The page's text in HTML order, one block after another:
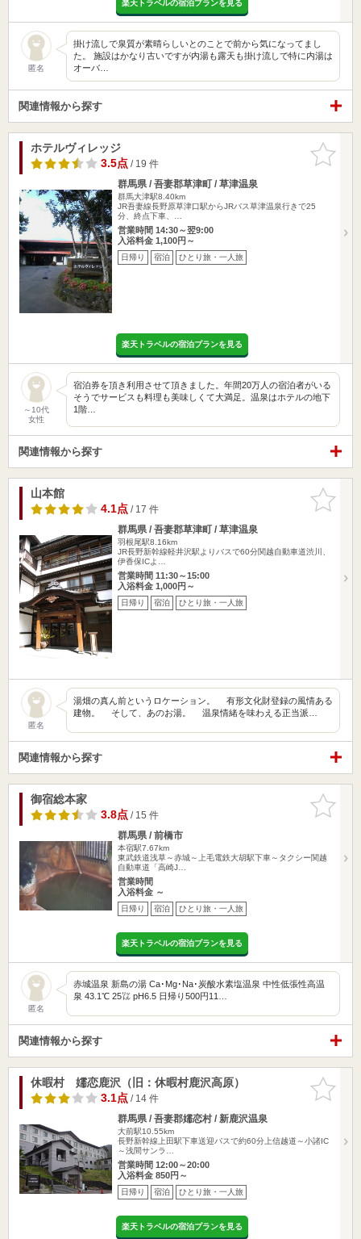
楽天トラベルの宿泊プランを見る
匿名
掛け流しで泉質が素晴らしいとのことで前から気になってまし
た。 施設はかなり古いですが内湯も露天も掛け流しで特に内湯は
オーバ…
関連情報から探す
お気に入
りに追加
ホテルヴィレッジ
3.5点/ 19 件
群馬県 / 吾妻郡草津町 / 草津温泉
群馬大津駅8.40km
JR吾妻線長野原草津口駅からJRバス草津温泉行きで25
分、終点下車、…
営業時間 14:30～翌9:00
入浴料金 1,100円～
日帰り 宿泊 ひとり旅・一人旅
楽天トラベルの宿泊プランを見る
～10代
女性
宿泊券を頂き利用させて頂きました。年間20万人の宿泊者がいる
そうでサービスも料理も美味しくて大満足。温泉はホテルの地下
1階…
関連情報から探す
お気に入
りに追加
山本館
4.1点/ 17 件
群馬県 / 吾妻郡草津町 / 草津温泉
羽根尾駅8.16km
JR長野新幹線軽井沢駅よりバスで60分関越自動車道渋川、
伊香保ICよ…
営業時間 11:30～15:00
入浴料金 1,000円～
日帰り 宿泊 ひとり旅・一人旅
匿名
湯畑の真ん前というロケーション。 有形文化財登録の風情ある
建物。 そして、あのお湯。 温泉情緒を味わえる正当派…
関連情報から探す
お気に入
りに追加
御宿総本家
3.8点/ 15 件
群馬県 / 前橋市
本宿駅7.67km
東武鉄道浅草～赤城～上毛電鉄大胡駅下車～タクシー関越
自動車道「高崎J…
営業時間
入浴料金 ～
日帰り 宿泊 ひとり旅・一人旅
楽天トラベルの宿泊プランを見る
匿名
赤城温泉 新島の湯 Ca･Mg･Na･炭酸水素塩温泉 中性低張性高温
泉 43.1℃ 25㍑ pH6.5 日帰り500円11…
関連情報から探す
お気に入
りに追加
休暇村 嬬恋鹿沢（旧：休暇村鹿沢高原）
3.1点/ 14 件
群馬県 / 吾妻郡嬬恋村 / 新鹿沢温泉
大前駅10.55km
長野新幹線上田駅下車送迎バスで約60分上信越道～小諸IC
～浅間サンラ…
営業時間 12:00～20:00
入浴料金 850円～
日帰り 宿泊 ひとり旅・一人旅
楽天トラベルの宿泊プランを見る